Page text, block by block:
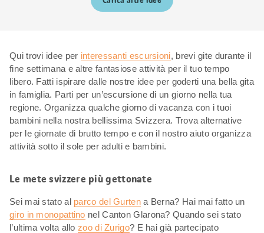
Qui trovi idee per interessanti escursioni, brevi gite durante il
fine settimana e altre fantasiose attività per il tuo tempo
libero. Fatti ispirare dalle nostre idee per goderti una bella gita
in famiglia. Parti per un’escursione di un giorno nella tua
regione. Organizza qualche giorno di vacanza con i tuoi
bambini nella nostra bellissima Svizzera. Trova alternative
per le giornate di brutto tempo e con il nostro aiuto organizza
attività sotto il sole per adulti e bambini.
Le mete svizzere più gettonate
Sei mai stato al parco del Gurtena Berna? Hai mai fatto un
giro in monopattino nel Canton Glarona? Quando sei stato
l’ultima volta allozoo di Zurigo? E hai già partecipato